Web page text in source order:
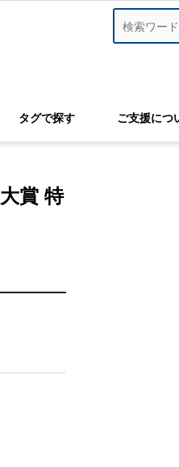
タグで探す ご支援につ
賞 特